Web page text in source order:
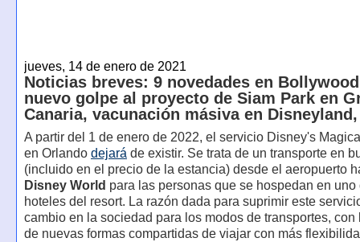
jueves, 14 de enero de 2021
Noticias breves: 9 novedades en
nuevo golpe al proyecto de Siam Park en
Canaria, vacunación másiva en
A partir del 1 de enero de 2022, el servicio Disney's
en Orlando dejará de existir. Se trata de un transporte en
(incluido en el precio de la estancia) desde el aeropuerto
Disney World para las personas que se hospedan en uno
hoteles del resort. La razón dada para suprimir este
cambio en la sociedad para los modos de transportes, con
de nuevas formas compartidas de viajar con más